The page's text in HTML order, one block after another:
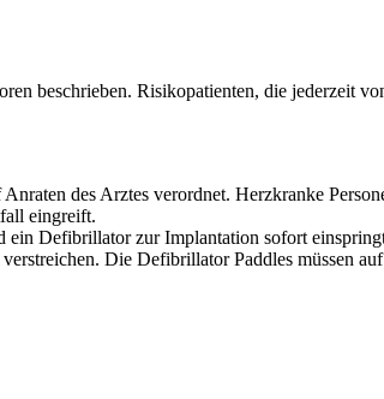
beschrieben. Risikopatienten, die jederzeit
des Arztes verordnet. Herzkranke
eingreift.
ein Defibrillator zur Implantation sofort
Die Defibrillator Paddles müssen